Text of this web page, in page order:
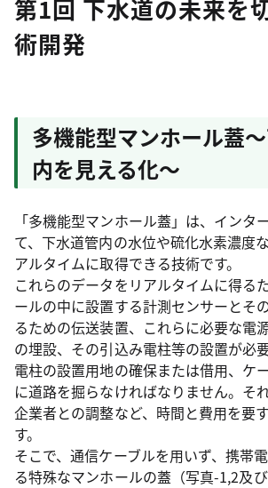
第1回 下水道の未来を
術開発
多機能型マンホール蓋
内を見える化～
「多機能型マンホール蓋」は、インタ
て、下水道管内の水位や硫化水素濃度
アルタイムに取得できる技術です。
これらのデータをリアルタイムに得る
ールの中に設置する計測センサーとそ
るための伝送装置、これらに必要な電
の埋設、その引込み電柱等の設置が必
電柱の設置用地の確保または借用、ケ
に道路を掘らなければなりません。そ
企業者との調整など、時間と費用を要
す。
そこで、通信ケーブルを用いず、携帯
る特殊なマンホールの蓋（写真-1,2及